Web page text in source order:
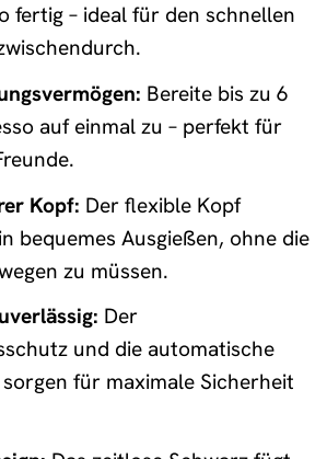
fertig – ideal für den schnellen
Bereite bis zu 6
auf einmal zu – perfekt für
Kopf: Der flexible Kopf
bequemes Ausgießen, ohne die
zu müssen.
Der
und die automatische
für maximale Sicherheit